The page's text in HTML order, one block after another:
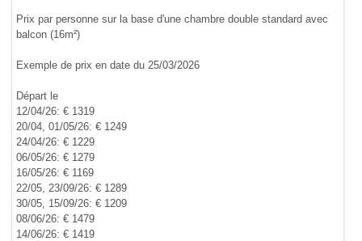
Prix par personne sur la base d'une chambre double standard avec
balcon (16m²)
Exemple de prix en date du 25/03/2026
Départ le
12/04/26: € 1319
20/04, 01/05/26: € 1249
24/04/26: € 1229
06/05/26: € 1279
16/05/26: € 1169
22/05, 23/09/26: € 1289
30/05, 15/09/26: € 1209
08/06/26: € 1479
14/06/26: € 1419